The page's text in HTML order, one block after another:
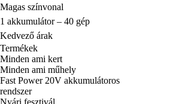
Magas színvonal
1 akkumulátor – 40 gép
Kedvező árak
Termékek
Minden ami kert
Minden ami műhely
Fast Power 20V akkumulátoros
rendszer
Nyári fesztivál